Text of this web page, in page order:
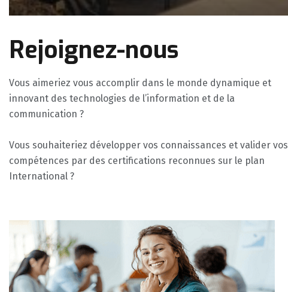
Rejoignez-nous
Vous aimeriez vous accomplir dans le monde dynamique et
innovant des technologies de l’information et de la
communication ?
Vous souhaiteriez développer vos connaissances et valider vos
compétences par des certifications reconnues sur le plan
International ?